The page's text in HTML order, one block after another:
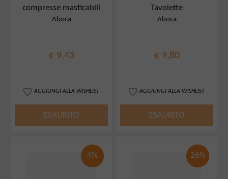
compresse masticabili
Aboca
€ 9,43
AGGIUNGI ALLA WISHLIST
ESAURITO
Tavolette
Aboca
€ 9,80
AGGIUNGI ALLA WISHLIST
ESAURITO
4% 26%